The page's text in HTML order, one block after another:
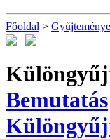
Főoldal >
Bemutatás